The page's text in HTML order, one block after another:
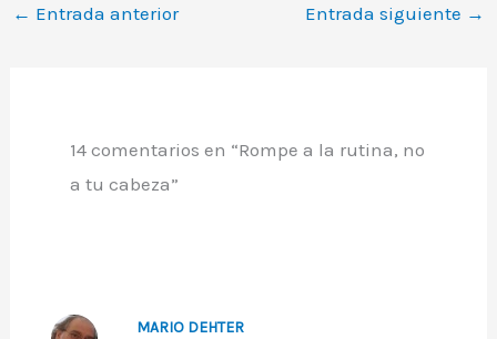
← Entrada anterior Entrada siguiente →
14 comentarios en “Rompe a la rutina, no
a tu cabeza”
MARIO DEHTER